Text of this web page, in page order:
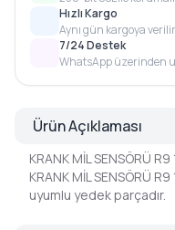
Hızlı Kargo
Aynı gün kargoya verilir
7/24 Destek
WhatsApp üzerinden
Ürün Açıklaması
KRANK MİL SENSÖRÜ
KRANK MİL SENSÖRÜ
uyumlu yedek parçadır.